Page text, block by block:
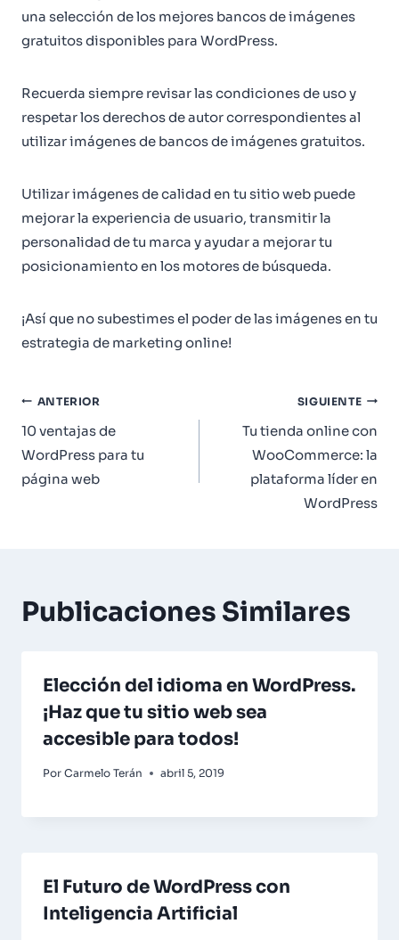
una selección de los mejores bancos de imágenes
gratuitos disponibles para WordPress.
Recuerda siempre revisar las condiciones de uso y
respetar los derechos de autor correspondientes al
utilizar imágenes de bancos de imágenes gratuitos.
Utilizar imágenes de calidad en tu sitio web puede
mejorar la experiencia de usuario, transmitir la
personalidad de tu marca y ayudar a mejorar tu
posicionamiento en los motores de búsqueda.
¡Así que no subestimes el poder de las imágenes en tu
estrategia de marketing online!
Navegación
de
entradas
ANTERIOR
10 ventajas de
WordPress para tu
página web
SIGUIENTE
Tu tienda online con
WooCommerce: la
plataforma líder en
WordPress
Publicaciones Similares
Elección del idioma en WordPress.
¡Haz que tu sitio web sea
accesible para todos!
Por Carmelo Terán abril 5, 2019
El Futuro de WordPress con
Inteligencia Artificial